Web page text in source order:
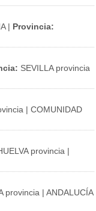
| Provincia:
SEVILLA provincia
| COMUNIDAD
provincia |
provincia | ANDALUCÍA